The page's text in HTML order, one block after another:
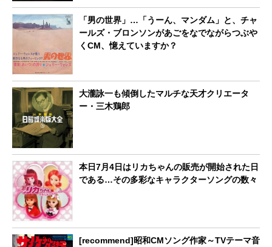
「男の世界」…「うーん、マンダム」と、チャ
ールズ・ブロンソンがあごをなでながらつぶや
くCM、憶えていますか？
大瀧詠一も傾倒したマルチな天才クリエータ
ー・三木鶏郎
本日7月4日はリカちゃんの販売が開始された日
である…その多彩なキャラクターソングの数々
[recommend]昭和CMソング作家～TVテーマ音